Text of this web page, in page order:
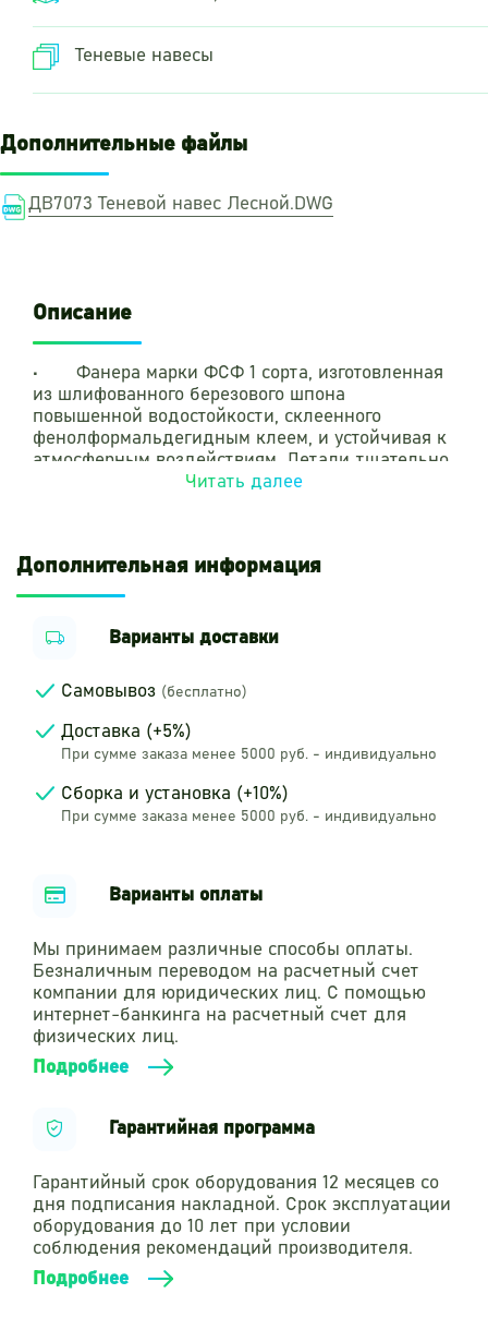
Теневые навесы
Дополнительные файлы
ДВ7073 Теневой навес Лесной.DWG
Описание
•
Фанера марки ФСФ 1 сорта, изготовленная
из шлифованного березового шпона
повышенной водостойкости, склеенного
фенолформальдегидным клеем, и устойчивая к
атмосферным воздействиям. Детали тщательно
отшлифованы и окрашены.
•
Листовой полиэтилен высокой плотности
HDPE.
соединений.
Читать далее
Дополнительная информация
Варианты доставки
Самовывоз (бесплатно)
Доставка (+5%)
При сумме заказа менее 5000 руб. - индивидуально
Сборка и установка (+10%)
При сумме заказа менее 5000 руб. - индивидуально
Варианты оплаты
Мы принимаем различные способы оплаты.
Безналичным переводом на расчетный счет
компании для юридических лиц. С помощью
интернет-банкинга на расчетный счет для
физических лиц.
Подробнее
Гарантийная программа
Гарантийный срок оборудования 12 месяцев со
дня подписания накладной. Срок эксплуатации
оборудования до 10 лет при условии
соблюдения рекомендаций производителя.
Подробнее